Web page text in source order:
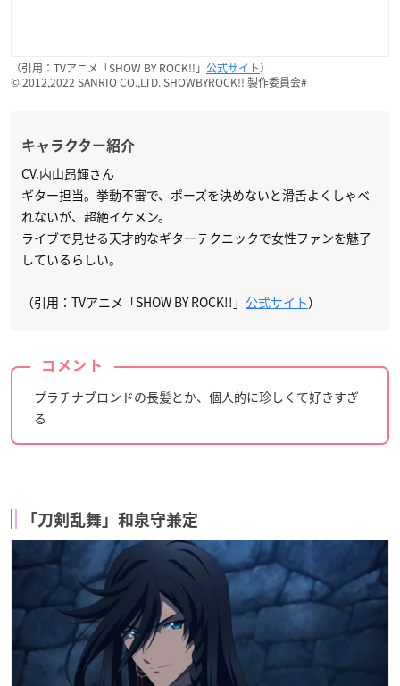
（引用：TVアニメ「SHOW BY ROCK!!」 公式サイト）
© 2012,2022 SANRIO CO.,LTD. SHOWBYROCK!! 製作委員会#
キャラクター紹介
CV.内山昂輝さん
ギター担当。挙動不審で、ポーズを決めないと滑舌よくしゃべ
れないが、超絶イケメン。
ライブで見せる天才的なギターテクニックで女性ファンを魅了
しているらしい。
（引用：TVアニメ「SHOW BY ROCK!!」 公式サイト）
コメント
プラチナブロンドの長髪とか、個人的に珍しくて好きすぎ
る
「刀剣乱舞」和泉守兼定